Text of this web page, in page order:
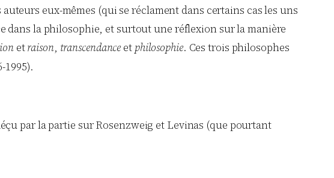
eux-mêmes (qui se réclament dans certains cas les uns
dans la philosophie, et surtout une réflexion sur la manière
etraison, transcendanceet philosophie. Ces trois philosophes
1995).
par la partie sur Rosenzweig et Levinas (que pourtant